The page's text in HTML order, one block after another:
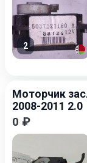
2
Моторчик
2008-2011 2.0
0 ₽